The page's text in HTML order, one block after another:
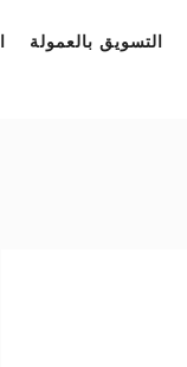
التسويق بالعمولة